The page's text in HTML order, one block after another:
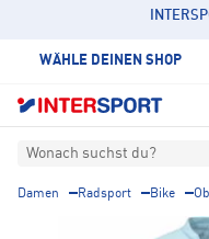
WÄHLE DEINEN SHOP
Wonach suchst du?
Damen Radsport Bike